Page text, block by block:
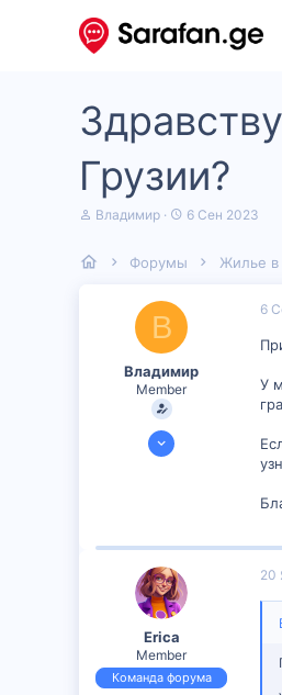
Грузии?
А
о
Владимир
Д
а
ч
а
а
6 Сен 2023
Форумы Жилье в
В
Владимир
Member
31 Авг 2023
6
У
Erica
Member
Команда форума
20